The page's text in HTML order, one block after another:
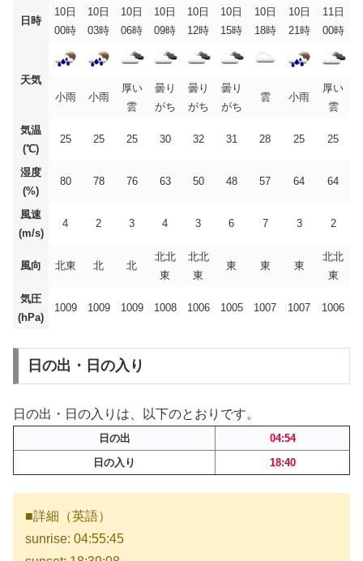
日時
10日
00時
10日
03時
10日
06時
10日
09時
10日
12時
10日
15時
10日
18時
10日
21時
11日
00時
天気
小雨
小雨
厚い
雲
曇り
がち
曇り
がち
曇り
がち
雲 小雨
厚い
雲
気温
(℃)
25 25 25 30 32 31 28 25 25
湿度
(%)
80 78 76 63 50 48 57 64 64
風速
(m/s)
4 2 3 4 3 6 7 3 2
風向 北東 北 北
北北
東
北北
東
東 東 東
北北
東
気圧
(hPa)
1009 1009 1009 1008 1006 1005 1007 1007 1006
日の出・日の入り
日の出・日の入りは、以下のとおりです。
日の出
04:54
日の入り
18:40
■詳細（英語）
sunrise: 04:55:45